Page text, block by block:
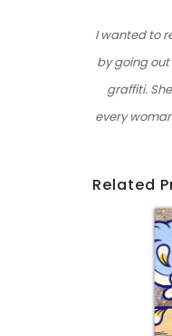
I wanted to
by going out
graffiti.
every
Related
Détail 9 –